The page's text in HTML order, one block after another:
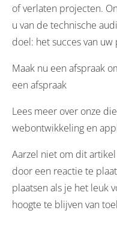
of verlaten projecten.
u van de technische
doel: het succes van
Maak nu een afspraak
een afspraak
Lees meer over onze
webontwikkeling en
Aarzel niet om dit
door een reactie te
plaatsen als je het leuk
hoogte te blijven van